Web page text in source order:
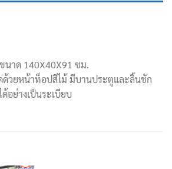
นาด 140X40X91 ซม.
ด้วยหน้าท็อปสีไม้ มีบานประตูและลิ้นชัก
อย่างเป็นระเบียบ